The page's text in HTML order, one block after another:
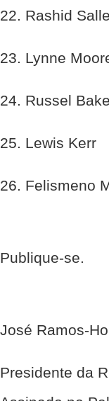
22. Rashid
23. Lynne
24. Russel
25. Lewis Kerr
26. Felismeno
Publique-se.
José Ramos-
Presidente da